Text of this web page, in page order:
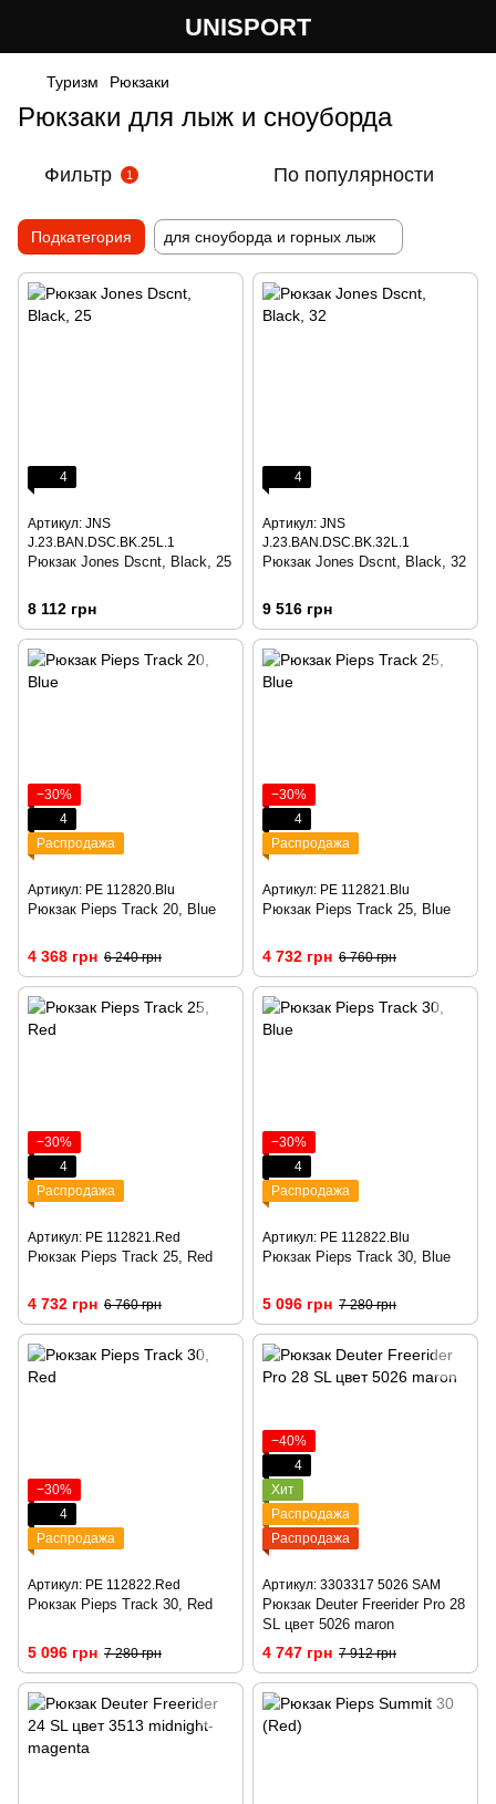
UNISPORT
Туризм Рюкзаки
Рюкзаки для лыж и сноуборда
Фильтр 1 По популярности
Подкатегория для сноуборда и горных лыж
4
Артикул: JNS
J.23.BAN.DSC.BK.25L.1
Рюкзак Jones Dscnt, Black, 25
8 112 грн
4
Артикул: JNS
J.23.BAN.DSC.BK.32L.1
Рюкзак Jones Dscnt, Black, 32
9 516 грн
−30%
4
Распродажа
Артикул: PE 112820.Blu
Рюкзак Pieps Track 20, Blue
4 368 грн 6 240 грн
−30%
4
Распродажа
Артикул: PE 112821.Blu
Рюкзак Pieps Track 25, Blue
4 732 грн 6 760 грн
−30%
4
Распродажа
Артикул: PE 112821.Red
Рюкзак Pieps Track 25, Red
4 732 грн 6 760 грн
−30%
4
Распродажа
Артикул: PE 112822.Blu
Рюкзак Pieps Track 30, Blue
5 096 грн 7 280 грн
−30%
4
Распродажа
Артикул: PE 112822.Red
Рюкзак Pieps Track 30, Red
5 096 грн 7 280 грн
−40%
4
Хит
Распродажа
Распродажа
Артикул: 3303317 5026 SAM
Рюкзак Deuter Freerider Pro 28
SL цвет 5026 maron
4 747 грн 7 912 грн